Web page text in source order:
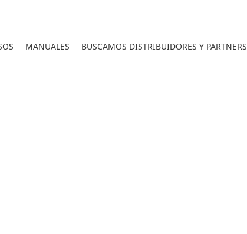
MANUALES BUSCAMOS DISTRIBUIDORES Y PARTNERS